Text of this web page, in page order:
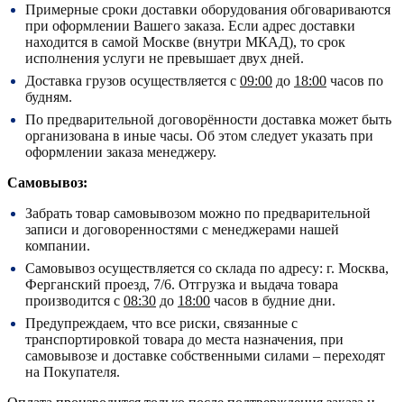
Примерные сроки доставки оборудования обговариваются
при оформлении Вашего заказа. Если адрес доставки
находится в самой Москве (внутри МКАД), то срок
исполнения услуги не превышает двух дней.
Доставка грузов осуществляется с 09:00 до 18:00 часов по
будням.
По предварительной договорённости доставка может быть
организована в иные часы. Об этом следует указать при
оформлении заказа менеджеру.
Самовывоз:
Забрать товар самовывозом можно по предварительной
записи и договоренностями с менеджерами нашей
компании.
Самовывоз осуществляется со склада по адресу: г. Москва,
Ферганский проезд, 7/6. Отгрузка и выдача товара
производится с 08:30 до 18:00 часов в будние дни.
Предупреждаем, что все риски, связанные с
транспортировкой товара до места назначения, при
самовывозе и доставке собственными силами – переходят
на Покупателя.